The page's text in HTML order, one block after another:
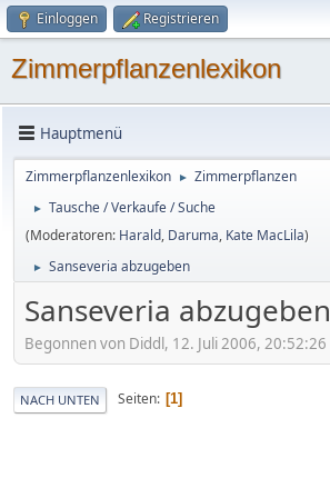
Einloggen Registrieren
Zimmerpflanzenlexikon
Hauptmenü
Zimmerpflanzenlexikon ► Zimmerpflanzen
►
Tausche / Verkaufe / Suche
(Moderatoren: Harald, Daruma, Kate MacLila)
► Sanseveria abzugeben
Sanseveria abzugeben
Begonnen von Diddl, 12. Juli 2006, 20:52:26
NACH UNTEN Seiten 1